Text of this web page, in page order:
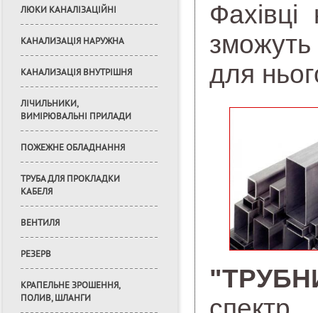
ЛЮКИ КАНАЛІЗАЦІЙНІ
КАНАЛИЗАЦІЯ НАРУЖНА
КАНАЛИЗАЦІЯ ВНУТРІШНЯ
ЛІЧИЛЬНИКИ,
ВИМІРЮВАЛЬНІ ПРИЛАДИ
ПОЖЕЖНЕ ОБЛАДНАННЯ
ТРУБА ДЛЯ ПРОКЛАДКИ
КАБЕЛЯ
ВЕНТИЛЯ
РЕЗЕРВ
КРАПЕЛЬНЕ ЗРОШЕННЯ,
ПОЛИВ, ШЛАНГИ
для